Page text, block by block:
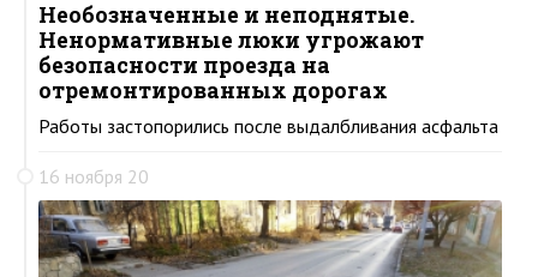
Необозначенные и неподнятые.
Ненормативные люки угрожают
безопасности проезда на
отремонтированных дорогах
Работы застопорились после выдалбливания асфальта
16 ноября 20